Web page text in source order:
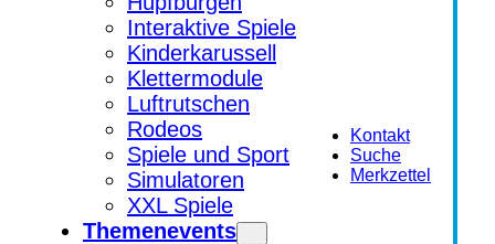
Interaktive Spiele
Kinderkarussell
Klettermodule
Luftrutschen
Rodeos
Spiele und Sport
Simulatoren
XXL Spiele
Themenevents
Kontakt
Suche
Merkzettel